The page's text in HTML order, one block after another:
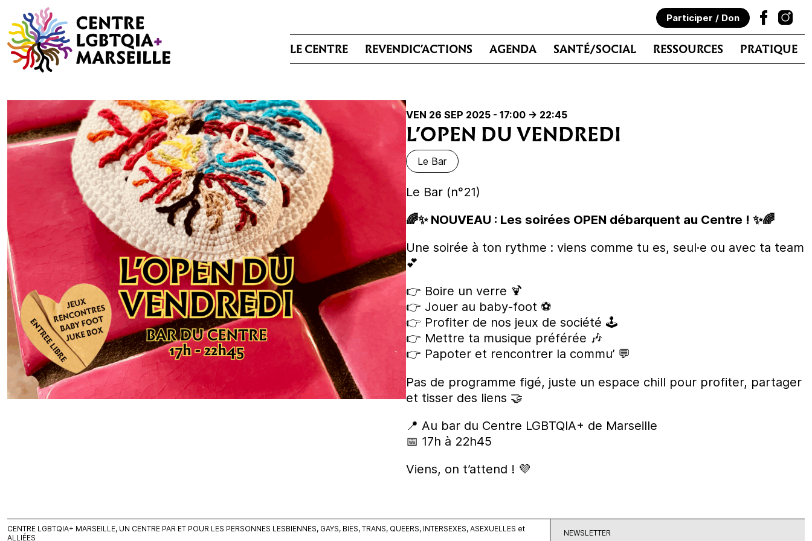
LE CENTRE REVENDIC’ACTIONS AGENDA SANTÉ/SOCIAL RESSOURCES PRATIQUE
Participer / Don
VEN 26 SEP 2025 - 17:00 -> 22:45
L’OPEN DU VENDREDI
Le Bar
Le Bar (n°21)
🌈✨ NOUVEAU : Les soirées OPEN débarquent au Centre ! ✨🌈
Une soirée à ton rythme : viens comme tu es, seul·e ou avec ta team
💕
👉 Boire un verre 🍹
👉 Jouer au baby-foot ⚽
👉 Profiter de nos jeux de société 🕹
👉 Mettre ta musique préférée 🎶
👉 Papoter et rencontrer la commu’ 💬
Pas de programme figé, juste un espace chill pour profiter, partager
et tisser des liens 🤝
📍 Au bar du Centre LGBTQIA+ de Marseille
📅 17h à 22h45
Viens, on t’attend ! 💜
CENTRE LGBTQIA+ MARSEILLE, UN CENTRE PAR ET POUR LES PERSONNES LESBIENNES, GAYS, BIES, TRANS, QUEERS, INTERSEXES, ASEXUELLES et
ALLIÉES
NEWSLETTER